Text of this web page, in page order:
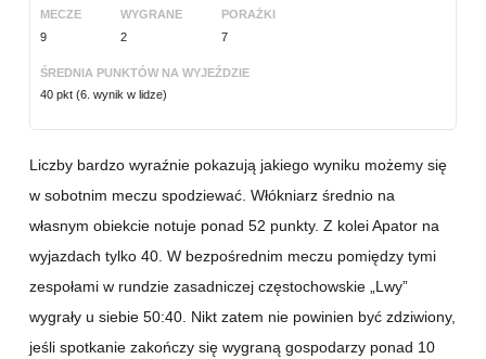
MECZE
9
WYGRANE
2
PORAŻKI
7
ŚREDNIA PUNKTÓW NA WYJEŹDZIE
40 pkt (6. wynik w lidze)
Liczby bardzo wyraźnie pokazują jakiego wyniku możemy się
w sobotnim meczu spodziewać. Włókniarz średnio na
własnym obiekcie notuje ponad 52 punkty. Z kolei Apator na
wyjazdach tylko 40. W bezpośrednim meczu pomiędzy tymi
zespołami w rundzie zasadniczej częstochowskie „Lwy”
wygrały u siebie 50:40. Nikt zatem nie powinien być zdziwiony,
jeśli spotkanie zakończy się wygraną gospodarzy ponad 10